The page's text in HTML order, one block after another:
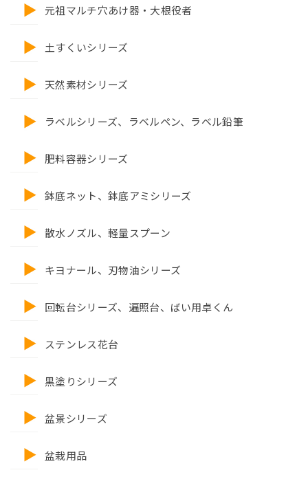
元祖マルチ穴あけ器・大根役者
土すくいシリーズ
天然素材シリーズ
ラベルシリーズ、ラベルペン、ラベル鉛筆
肥料容器シリーズ
鉢底ネット、鉢底アミシリーズ
散水ノズル、軽量スプーン
キヨナール、刃物油シリーズ
回転台シリーズ、遍照台、ばい用卓くん
ステンレス花台
黒塗りシリーズ
盆景シリーズ
盆栽用品